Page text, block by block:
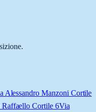
Alessandro Manzoni Cortile
Raffaello Cortile 6Via